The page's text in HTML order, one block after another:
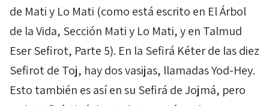
de Matiy Lo Mati (como está escrito en El Árbol
de la Vida, Sección Matiy Lo Mati, y en Talmud
EserSefirot, Parte 5). En la Sefirá Kéterde las diez
Sefirotde Toj, hay dos vasijas, llamadasYod-Hey.
Esto también es así en su Sefirá deJojmá, pero